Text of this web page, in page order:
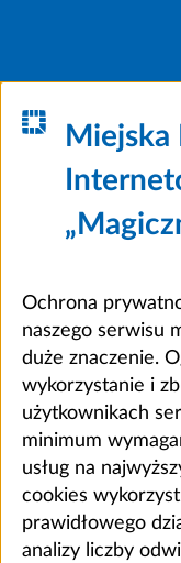
Miejska
Ochrona
naszego serwisu
duże znaczenie.
wykorzystanie i
użytkownikach
minimum
usług na
cookies
prawidłowego
analizy liczby